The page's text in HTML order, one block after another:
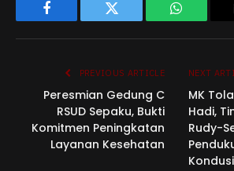
Facebook Twitter WhatsApp
PREVIOUS ARTICLE
Peresmian Gedung C
RSUD Sepaku, Bukti
Komitmen Peningkatan
Layanan Kesehatan
NEXT
MK
Hadi,
Rudy-